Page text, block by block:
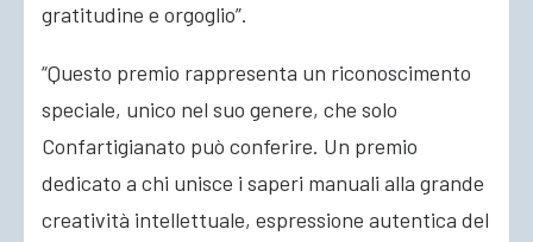
gratitudine e orgoglio”.
“Questo premio rappresenta un riconoscimento
speciale, unico nel suo genere, che solo
Confartigianato può conferire. Un premio
dedicato a chi unisce i saperi manuali alla grande
creatività intellettuale, espressione autentica del